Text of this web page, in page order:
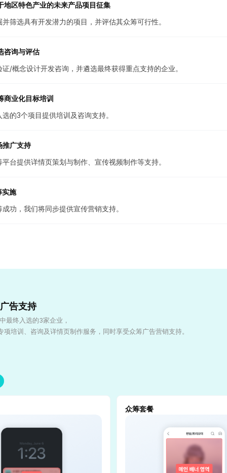
地区特色产业的未来产品项目征集
筛选具有开发潜力的项目，并评估其众筹可行性。
咨询与评估
/概念设计开发咨询，并遴选最终获得重点支持的企业。
商业化目标培训
的3个项目提供培训及咨询支持。
推广支持
台提供详情页策划与制作、宣传视频制作等支持。
实施
功，我们将同步提供宣传营销支持。
告支持
最终入选的3家企业，
项培训、咨询及详情页制作服务，同时享受众筹广告营销支持。
众筹套餐